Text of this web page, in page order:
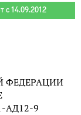
с 14.09.2012
ФЕДЕРАЦИИ
АД12-9